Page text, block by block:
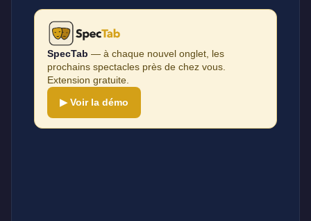
SpecTab — à chaque nouvel onglet, les
prochains spectacles près de chez vous.
Extension gratuite.
▶ Voir la démo